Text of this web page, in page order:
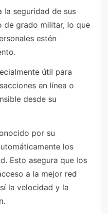
la seguridad de sus
de grado militar, lo que
estén
útil para
en línea o
desde su
por su
los
Esto asegura que los
a la mejor red
la velocidad y la